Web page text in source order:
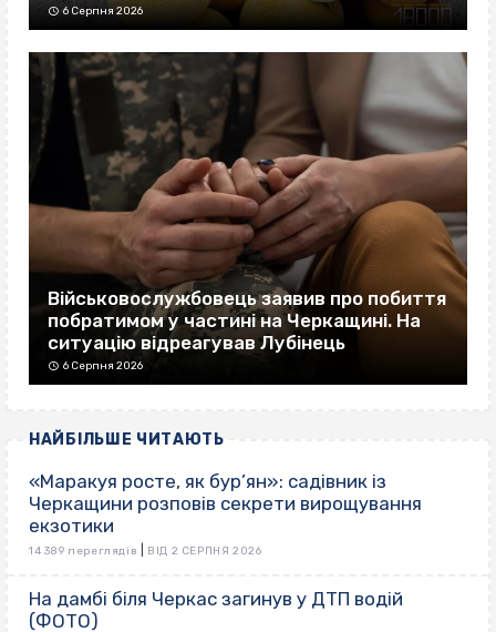
6 Серпня 2026
Військовослужбовець заявив про побиття
побратимом у частині на Черкащині. На
ситуацію відреагував Лубінець
6 Серпня 2026
НАЙБІЛЬШЕ ЧИТАЮТЬ
«Маракуя росте, як бур’ян»: садівник із
Черкащини розповів секрети вирощування
екзотики
14 389 переглядів ВІД 2 СЕРПНЯ 2026
На дамбі біля Черкас загинув у ДТП водій
(ФОТО)